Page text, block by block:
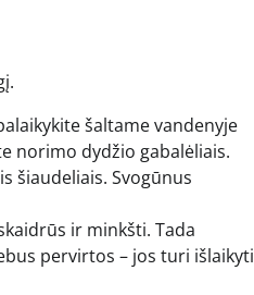
šaltame vandenyje
norimo dydžio gabalėliais.
šiaudeliais. Svogūnus
ir minkšti. Tada
pervirtos – jos turi išlaikyti